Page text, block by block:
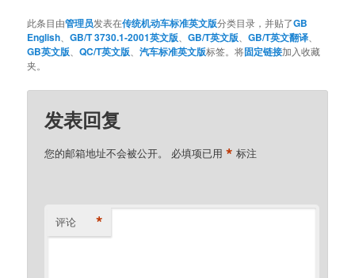
此条目由管理员发表在传统机动车标准英文版分类目录，并贴了GB
English、GB/T 3730.1-2001英文版、GB/T英文版、GB/T英文翻译、
GB英文版、QC/T英文版、汽车标准英文版标签。将固定链接加入收藏
夹。
发表回复
您的邮箱地址不会被公开。 必填项已用* 标注
评论 *